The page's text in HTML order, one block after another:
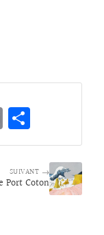
E
m
ai
l
rt
ag
er
SUIVANT →
Port Coton